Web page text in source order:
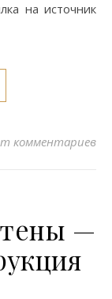
на источник
комментариев
—